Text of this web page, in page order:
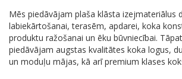
Mēs piedāvājam plaša klāsta izejmateriālus
labiekārtošanai, terasēm, apdarei, koka
produktu ražošanai un ēku būvniecībai.
piedāvājam augstas kvalitātes koka logus,
un moduļu mājas, kā arī premium klases